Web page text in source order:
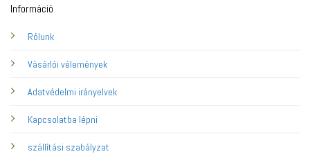
Információ
Rólunk
Vásárlói vélemények
Adatvédelmi irányelvek
Kapcsolatba lépni
szállítási szabályzat